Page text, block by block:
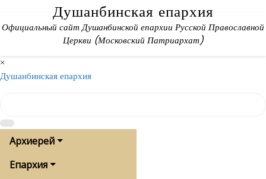
content
Душанбинская епархия
Официальный сайт Душанбинской епархии Русской Православной
Церкви (Московский Патриархат)
×
Душанбинская епархия
Архиерей
Епархия